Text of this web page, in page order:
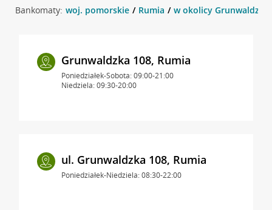
Bankomaty: woj. pomorskie Rumia w okolicy Grunwaldzka
Grunwaldzka 108, Rumia
Poniedziałek-Sobota: 09:00-21:00
Niedziela: 09:30-20:00
ul. Grunwaldzka 108, Rumia
Poniedziałek-Niedziela: 08:30-22:00